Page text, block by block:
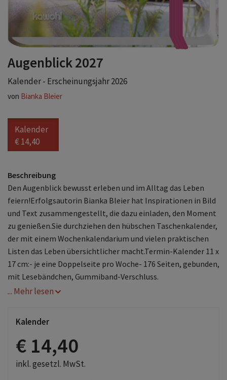
Augenblick 2027
Kalender - Erscheinungsjahr 2026
von Bianka Bleier
Kalender
€ 14,40
Beschreibung
Den Augenblick bewusst erleben und im Alltag das Leben
feiern!Erfolgsautorin Bianka Bleier hat Inspirationen in Bild
und Text zusammengestellt, die dazu einladen, den Moment
zu genießen.Sie durchziehen den hübschen Taschenkalender,
der mit einem Wochenkalendarium und vielen praktischen
Listen das Leben übersichtlicher macht.Termin-Kalender 11 x
17 cm:- je eine Doppelseite pro Woche- 176 Seiten, gebunden,
mit Lesebändchen, Gummiband-Verschluss.
... Mehr lesen
Kalender
€ 14,40
inkl. gesetzl. MwSt.